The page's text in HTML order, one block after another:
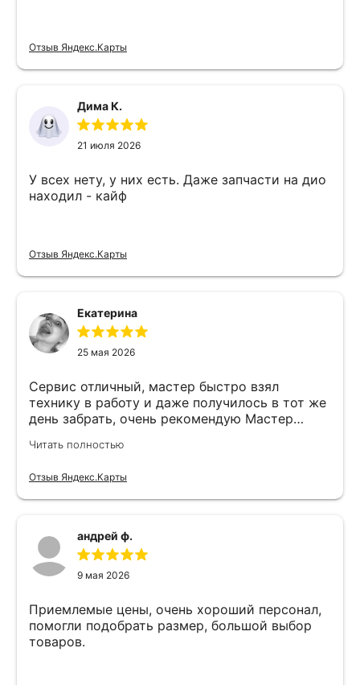
Отзыв Яндекс.Карты
Дима К.
21 июля 2026
У всех нету, у них есть. Даже запчасти на дио
находил - кайф
Отзыв Яндекс.Карты
Екатерина
25 мая 2026
Сервис отличный, мастер быстро взял
технику в работу и даже получилось в тот же
день забрать, очень рекомендую Мастер
Читать полностью
Отзыв Яндекс.Карты
андрей ф.
9 мая 2026
Приемлемые цены, очень хороший персонал,
помогли подобрать размер, большой выбор
товаров.